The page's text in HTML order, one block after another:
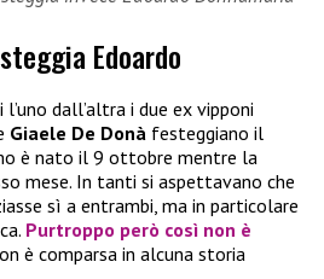
Edoardo
dall’altra i due ex vipponi
Giaele De Donà festeggiano il
è nato il 9 ottobre mentre la
mese. In tanti si aspettavano che
sì a entrambi, ma in particolare
Purtroppo però così non è
è comparsa in alcuna storia